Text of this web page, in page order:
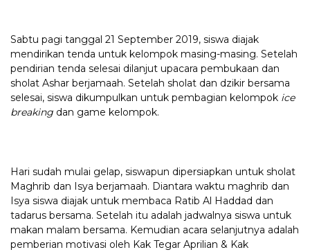
Sabtu pagi tanggal 21 September 2019, siswa diajak
mendirikan tenda untuk kelompok masing-masing. Setelah
pendirian tenda selesai dilanjut upacara pembukaan dan
sholat Ashar berjamaah. Setelah sholat dan dzikir bersama
selesai, siswa dikumpulkan untuk pembagian kelompok ice
breaking dan game kelompok.
Hari sudah mulai gelap, siswapun dipersiapkan untuk sholat
Maghrib dan Isya berjamaah. Diantara waktu maghrib dan
Isya siswa diajak untuk membaca Ratib Al Haddad dan
tadarus bersama. Setelah itu adalah jadwalnya siswa untuk
makan malam bersama. Kemudian acara selanjutnya adalah
pemberian motivasi oleh Kak Tegar Aprilian & Kak